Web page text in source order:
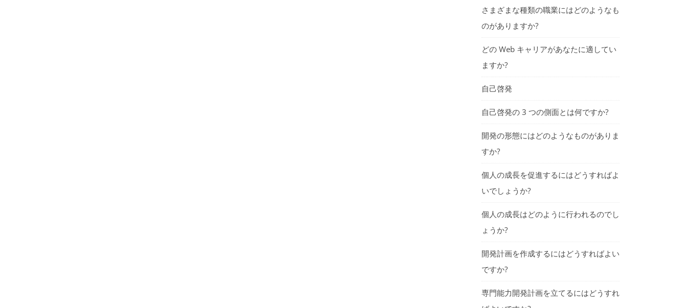
さまざまな種類の職業にはどのようなも
のがありますか?
どの Web キャリアがあなたに適してい
ますか?
自己啓発
自己啓発の 3 つの側面とは何ですか?
開発の形態にはどのようなものがありま
すか?
個人の成長を促進するにはどうすればよ
いでしょうか?
個人の成長はどのように行われるのでし
ょうか?
開発計画を作成するにはどうすればよい
ですか?
専門能力開発計画を立てるにはどうすれ